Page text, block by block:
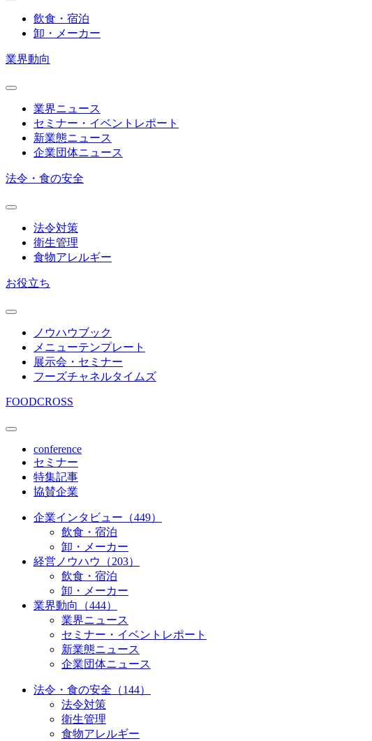
飲食・宿泊
卸・メーカー
業界動向
業界ニュース
セミナー・イベントレポート
新業態ニュース
企業団体ニュース
法令・食の安全
法令対策
衛生管理
食物アレルギー
お役立ち
ノウハウブック
メニューテンプレート
展示会・セミナー
フーズチャネルタイムズ
FOODCROSS
conference
セミナー
特集記事
協賛企業
企業インタビュー（449）
飲食・宿泊
卸・メーカー
経営ノウハウ（203）
飲食・宿泊
卸・メーカー
業界動向（444）
業界ニュース
セミナー・イベントレポート
新業態ニュース
企業団体ニュース
法令・食の安全（144）
法令対策
衛生管理
食物アレルギー